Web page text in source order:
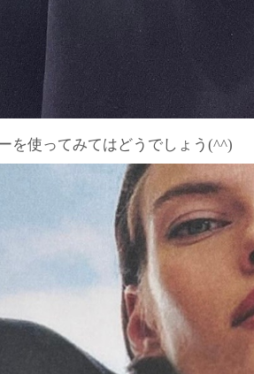
を使ってみてはどうでしょう(^^)